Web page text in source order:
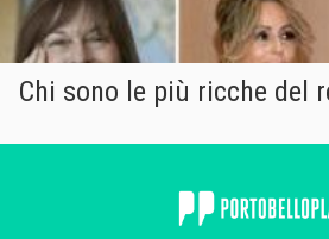
Chi sono le più ricche del